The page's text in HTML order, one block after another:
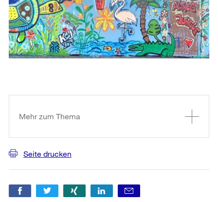
Mehr zum Thema
Seite drucken